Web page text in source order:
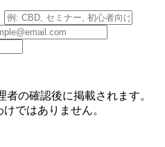
の確認後に掲載されます。
ではありません。